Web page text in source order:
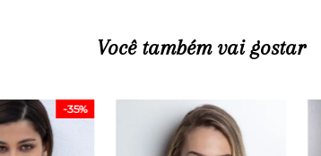
Você também vai gostar
-35%